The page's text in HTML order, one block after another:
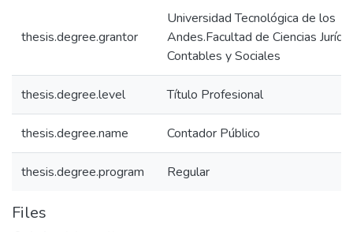
thesis.degree.grantor
Universidad Tecnológica de los
Andes.Facultad de Ciencias
Contables y Sociales
thesis.degree.level Título Profesional
thesis.degree.name Contador Público
thesis.degree.program Regular
Files